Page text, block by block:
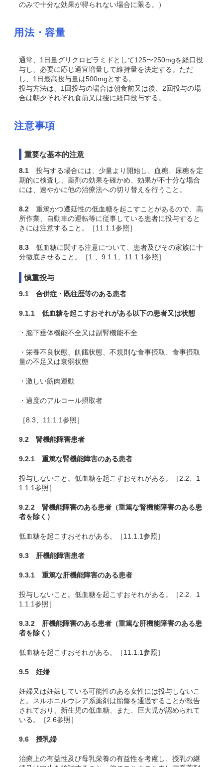
のみで十分な効果が得られない場合に限る。）
用法・容量
通常、1日量グリクロピラミドとして125〜250mgを経口投
与し、必要に応じ適宜増量して維持量を決定する。ただ
し、1日最高投与量は500mgとする。
投与方法は、1回投与の場合は朝食前又は後、2回投与の場
合は朝夕それぞれ食前又は後に経口投与する。
注意事項
重要な基本的注意
8.1 投与する場合には、少量より開始し、血糖、尿糖を定
期的に検査し、薬剤の効果を確かめ、効果が不十分な場合
には、速やかに他の治療法への切り替えを行うこと。
8.2 重篤かつ遷延性の低血糖を起こすことがあるので、高
所作業、自動車の運転等に従事している患者に投与すると
きには注意すること。［11.1.1参照］
8.3 低血糖に関する注意について、患者及びその家族に十
分徹底させること。［1.、9.1.1、11.1.1参照］
慎重投与
9.1 合併症・既往歴等のある患者
9.1.1 低血糖を起こすおそれがある以下の患者又は状態
・脳下垂体機能不全又は副腎機能不全
・栄養不良状態、飢餓状態、不規則な食事摂取、食事摂取
量の不足又は衰弱状態
・激しい筋肉運動
・過度のアルコール摂取者
［8.3、11.1.1参照］
9.2 腎機能障害患者
9.2.1 重篤な腎機能障害のある患者
投与しないこと。低血糖を起こすおそれがある。［2.2、1
1.1.1参照］
9.2.2 腎機能障害のある患者（重篤な腎機能障害のある患
者を除く）
低血糖を起こすおそれがある。［11.1.1参照］
9.3 肝機能障害患者
9.3.1 重篤な肝機能障害のある患者
投与しないこと。低血糖を起こすおそれがある。［2.2、1
1.1.1参照］
9.3.2 肝機能障害のある患者（重篤な肝機能障害のある患
者を除く）
低血糖を起こすおそれがある。［11.1.1参照］
9.5 妊婦
妊婦又は妊娠している可能性のある女性には投与しないこ
と。スルホニルウレア系薬剤は胎盤を通過することが報告
されており、新生児の低血糖、また、巨大児が認められて
いる。［2.6参照］
9.6 授乳婦
治療上の有益性及び母乳栄養の有益性を考慮し、授乳の継